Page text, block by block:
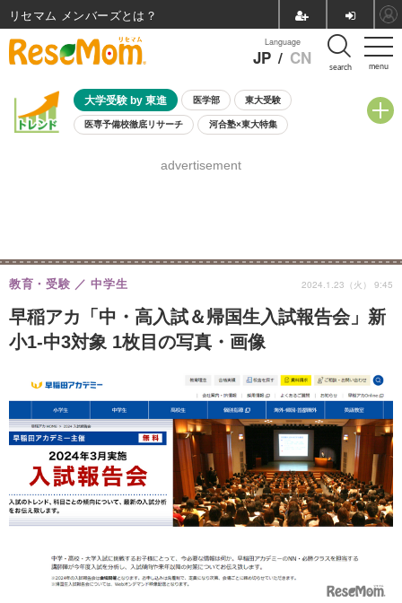
menu
Language
JP / CN search
大学受験 by 東進 医学部 東大受験
医専予備校徹底リサーチ 河合塾×東大特集
8月開催学校説明会・相談会
advertisement
早稲アカ「中・高入試＆帰国生入試報告会」新
小1-中3対象 1枚目の写真・画像
教育・受験 中学生 2024.1.23（火） 9:45
リセマム メンバーズ